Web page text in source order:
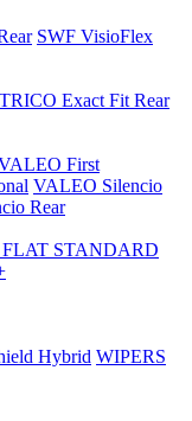
SWF VisioFlex
TRICO Exact Fit Rear
First
VALEO Silencio
Rear
STANDARD
Hybrid WIPERS